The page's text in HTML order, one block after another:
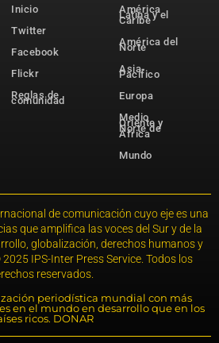
Inicio
Twitter
Facebook
Flickr
Reglas de
comunidad
América
Latina y el
Caribe
América del
Norte
Asia-
Pacífico
Europa
Medio
Oriente y
Norte de
África
Mundo
de comunicación cuyo eje es una
que amplifica las voces del Sur y de la
globalización, derechos humanos y
IPS-Inter Press Service. Todos los
reservados.
periodística mundial con más
en el mundo en desarrollo que en los
ricos. DONAR